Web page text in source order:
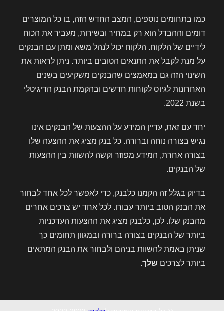
כמו בתחומים נוספים, המצב החדש הזה, בו כל המוצרים
דומים וההבדל הוא רק במחיר ובשירות, מעביר את הכוח
לידיים של הלקוח. הלקוח יכול לנהל משא ומתן עם הבנקים
על מנת לקבל את התנאים הטובים ביותר. ניתן לראות את
השינוי הזה גם במאמצים שהבנקים משקיעים בשנים
האחרונות לגיוס לקוחות חדשים ובהקמת הבנק הדיגיטלי
בשנת 2022.
יחד עם זאת, עדיין המידע על ההצעות של הבנקים אינו
נגיש בצורה נוחה וברורה. כל בנק מציג את ההצעה שלו
בצורה אחרת, המידע מפוזר וקשה להשוות בין ההצעות
של הבנקים.
בדיוק בגלל זה הקמנו כלבנק, כדי לאפשר לכל אחד לבחור
את הבנק הטוב ביותר עבורו. לכל אחד יש צרכים אחרים
מהבנק שלו. לכן, כלבנק מציג את ההצעות העדכניות
ביותר של הבנקים בצורה ברורה ובמגוון תחומים כך
שניתן באמת להשוות בניהם ולבחור את הבנק המתאים
ביותר לצרכיםשלך.